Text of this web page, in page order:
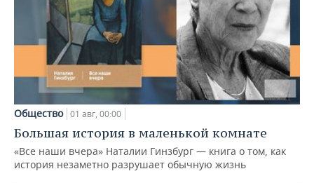
Общество 01 авг, 00:00
Большая история в маленькой комнате
«Все наши вчера» Наталии Гинзбург — книга о том, как
история незаметно разрушает обычную жизнь